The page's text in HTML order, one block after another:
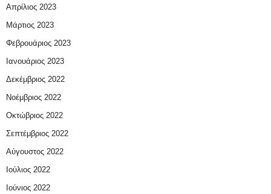
Απρίλιος 2023
Μάρτιος 2023
Φεβρουάριος 2023
Ιανουάριος 2023
Δεκέμβριος 2022
Νοέμβριος 2022
Οκτώβριος 2022
Σεπτέμβριος 2022
Αύγουστος 2022
Ιούλιος 2022
Ιούνιος 2022